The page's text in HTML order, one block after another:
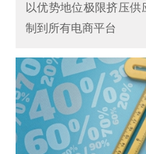
以优势地位极限挤压
制到所有电商平台